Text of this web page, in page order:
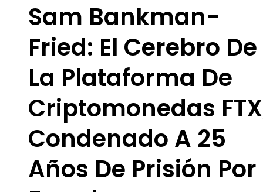
Sam Bankman-
Fried: El Cerebro De
La Plataforma De
Criptomonedas
Condenado A 25
Años De Prisión Por